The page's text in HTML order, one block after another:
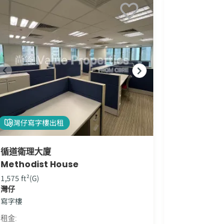
灣仔寫字樓出租
循道衛理大廈
Methodist House
1,575 ft²(G)
灣仔
寫字樓
租金: